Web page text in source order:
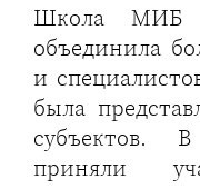
Школа МИБ
объединила
и
была
субъектов.
приняли